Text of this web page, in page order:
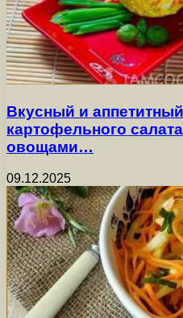
Вкусный и
картофельного
овощами…
09.12.2025